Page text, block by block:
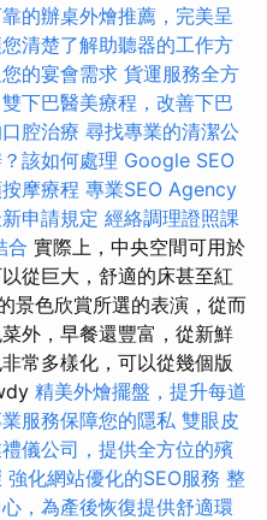
的辦桌外燴推薦，完美呈
清楚了解助聽器的工作方
的宴會需求 貨運服務全方
雙下巴醫美療程，改善下巴
腔治療 尋找專業的清潔公
該如何處理 Google SEO
摩療程 專業SEO Agency
申請規定 經絡調理證照課
合 實際上，中央空間可用於
從巨大，舒適的床甚至紅
景色欣賞所選的表演，從而
外，早餐還豐富，從新鮮
常多樣化，可以從幾個版
精美外燴擺盤，提升每道
服務保障您的隱私 雙眼皮
儀公司，提供全方位的殯
強化網站優化的SEO服務 整
，為產後恢復提供舒適環